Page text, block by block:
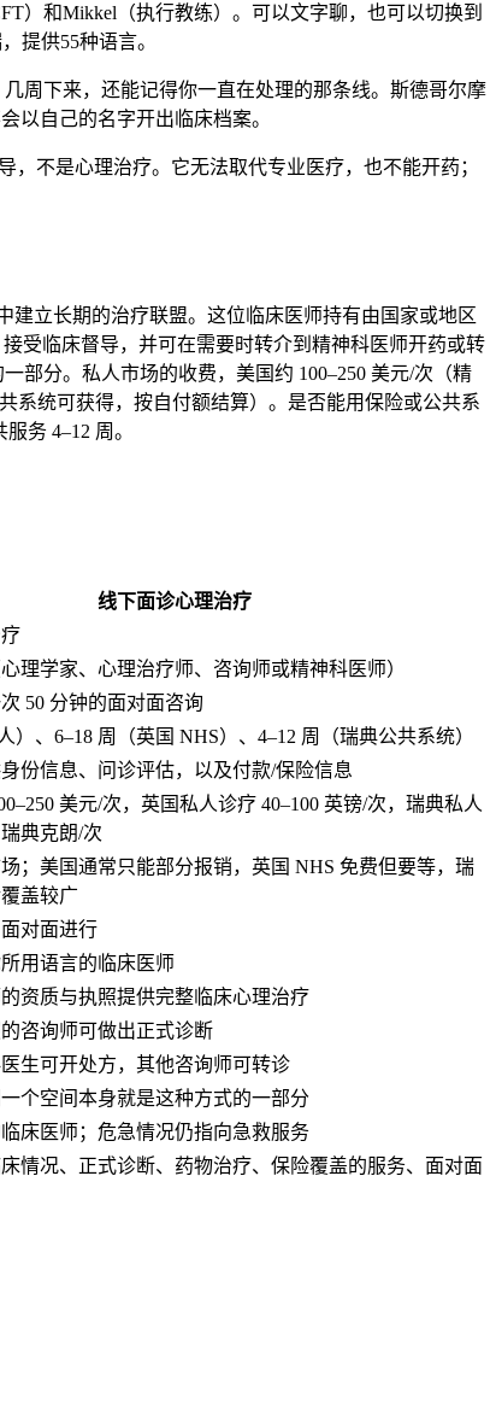
）和Mikkel（执行教练）。可以文字聊，也可以切换到
提供55种语言。
周下来，还能记得你一直在处理的那条线。斯德哥尔摩
以自己的名字开出临床档案。
不是心理治疗。它无法取代专业医疗，也不能开药；
建立长期的治疗联盟。这位临床医师持有由国家或地区
受临床督导，并可在需要时转介到精神科医师开药或转
部分。私人市场的收费，美国约 100–250 美元/次（精
系统可获得，按自付额结算）。是否能用保险或公共系
服务 4–12 周。
线下面诊心理治疗
理学家、心理治疗师、咨询师或精神科医师）
50 分钟的面对面咨询
）、 6–18 周 （英国 NHS）、 4–12 周
（瑞典公共系统）
份信息、问诊评估，以及付款/保险信息
美元/次， 英国私人诊疗 40–100 英镑/次， 瑞典私人
典克朗/次
；美国通常只能部分报销，英国 NHS 免费但要等，瑞
盖较广
对面进行
用语言的临床医师
资质与执照提供完整临床心理治疗
咨询师可做出正式诊断
生可开处方，其他咨询师可转诊
个空间本身就是这种方式的一部分
床医师；危急情况仍指向急救服务
情况、正式诊断、药物治疗、保险覆盖的服务、面对面